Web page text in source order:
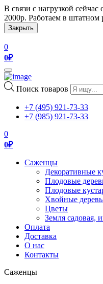
В связи с нагрузкой сейчас
2000р. Работаем в штатном
Закрыть
0
0₽
Toggle
navigation
Поиск товаров
+7 (495) 921-73-33
+7 (985) 921-73-33
0
0₽
Саженцы
Декоративные
Плодовые
Плодовые
Хвойные
Цветы
Земля садовая,
Оплата
Доставка
О нас
Контакты
Саженцы